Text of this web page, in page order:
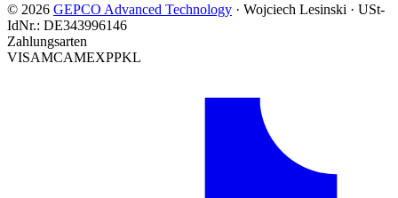
© 2026 GEPCO Advanced Technology · Wojciech Lesinski · USt-
IdNr.: DE343996146
Zahlungsarten
VISAMCAMEXPPKL